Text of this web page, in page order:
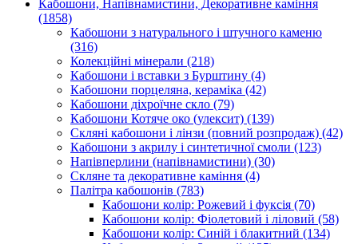
Кабошони, Напівнамистини, Декоративне каміння
(1858)
Кабошони з натурального і штучного каменю
(316)
Колекційні мінерали (218)
Кабошони і вставки з Бурштину (4)
Кабошони порцеляна, кераміка (42)
Кабошони діхроїчне скло (79)
Кабошони Котяче око (улексит) (139)
Скляні кабошони і лінзи (повний розпродаж) (42)
Кабошони з акрилу і синтетичної смоли (123)
Напівперлини (напівнамистини) (30)
Скляне та декоративне каміння (4)
Палітра кабошонів (783)
Кабошони колір: Рожевий і фуксія (70)
Кабошони колір: Фіолетовий і ліловий (58)
Кабошони колір: Синій і блакитний (134)